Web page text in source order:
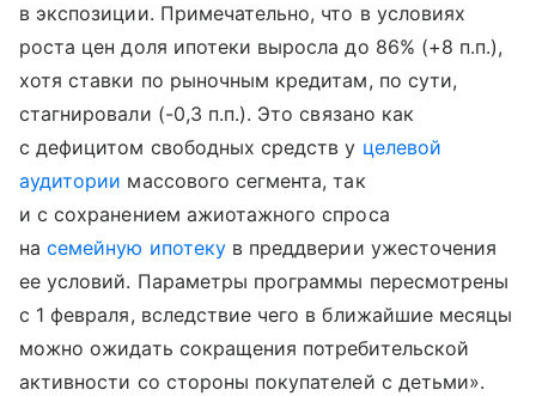
в экспозиции. Примечательно, что в условиях
роста цен доля ипотеки выросла до 86% (+8 п.п.),
хотя ставки по рыночным кредитам, по сути,
стагнировали (-0,3 п.п.). Это связано как
с дефицитом свободных средств у целевой
аудитории массового сегмента, так
и с сохранением ажиотажного спроса
насемейную ипотекув преддверии ужесточения
ее условий. Параметры программы пересмотрены
с 1 февраля, вследствие чего в ближайшие месяцы
можно ожидать сокращения потребительской
активности со стороны покупателей с детьми».